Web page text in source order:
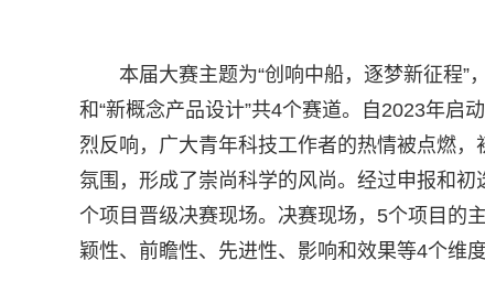
本届大赛主题为“创响中船，逐梦新征程”
和“新概念产品设计”共4个赛道。自2023年启
烈反响，广大青年科技工作者的热情被点燃
氛围，形成了崇尚科学的风尚。经过申报和
个项目晋级决赛现场。决赛现场，5个项目的
颖性、前瞻性、先进性、影响和效果等4个维